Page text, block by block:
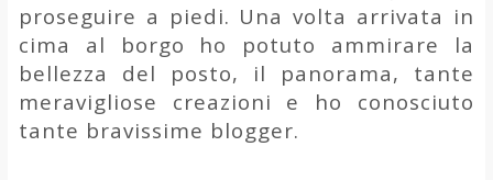
proseguire a piedi. Una volta arrivata in
cima al borgo ho potuto ammirare la
bellezza del posto, il panorama, tante
meravigliose creazioni e ho conosciuto
tante bravissime blogger.